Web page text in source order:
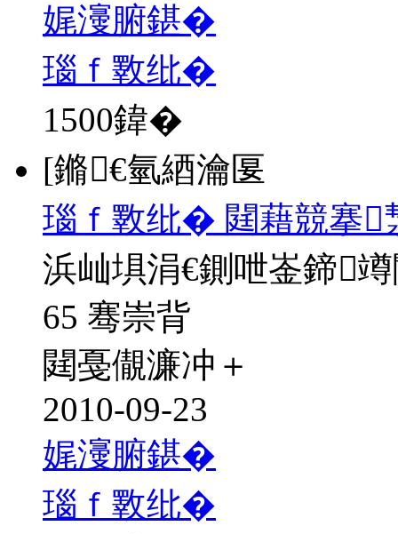
娓濅腑鍖�
瑙ｆ斁纰�
1500鍏�
[鏅€氫綇瀹匽
瑙ｆ斁纰� 閮藉競搴
浜屾埧涓€鍘呭崟鍗
65 骞崇背
閮戞儬濂冲＋
2010-09-23
娓濅腑鍖�
瑙ｆ斁纰�